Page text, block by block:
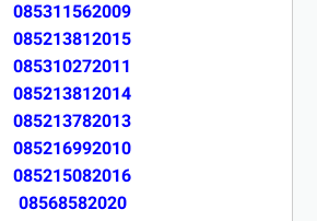
085311562009
085213812015
085310272011
085213812014
085213782013
085216992010
085215082016
08568582020